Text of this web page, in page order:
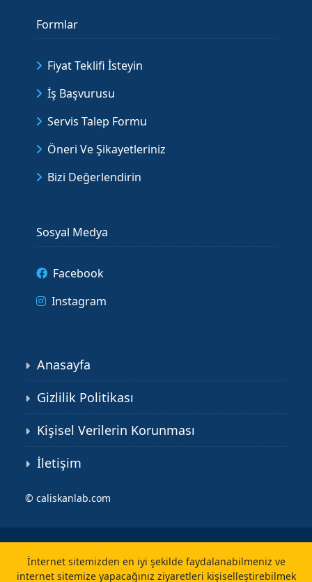
Formlar
Fiyat Teklifi İsteyin
İş Başvurusu
Servis Talep Formu
Öneri Ve Şikayetleriniz
Bizi Değerlendirin
Sosyal Medya
Facebook
Instagram
Anasayfa
Gizlilik Politikası
Kişisel Verilerin Korunması
İletişim
© caliskanlab.com
İnternet sitemizden en iyi şekilde faydalanabilmeniz ve
internet sitemize yapacağınız ziyaretleri kişiselleştirebilmek